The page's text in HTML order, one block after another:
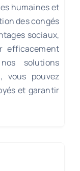
humaines et
des congés
sociaux,
efficacement
solutions
vous pouvez
et garantir